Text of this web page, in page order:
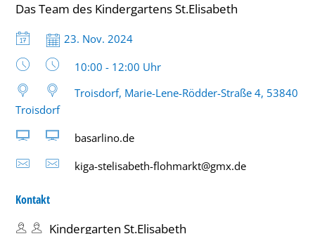
Das Team des Kindergartens St.Elisabeth
Datum:
23. Nov. 2024
Uhrzeit:
10:00 - 12:00 Uhr
Troisdorf, Marie-Lene-Rödder-Straße 4, 53840
Troisdorf
basarlino.de
kiga-stelisabeth-flohmarkt@gmx.de
Kontakt
Kindergarten St.Elisabeth